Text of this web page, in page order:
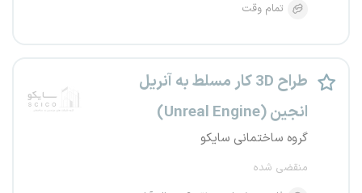
تمام وقت
طراح 3D کار مسلط به آنریل
انجین (Unreal Engine)
گروه ساختمانی سایکو
منقضی شده